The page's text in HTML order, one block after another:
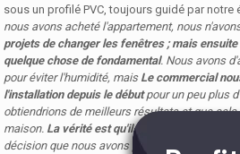
sous un profilé PVC, toujours guidé par notre
nous avons acheté l'appartement, nous
projets de changer les fenêtres ; mais
quelque chose de fondamental. Nous avons
pour éviter l'humidité, mais Le commercial
l'installation depuis le débutpour un peu plus
obtiendrions de meilleurs résultats et que
maison. La vérité est qu'il n'avait pas tort
. «
décision que nous avons prise car au final